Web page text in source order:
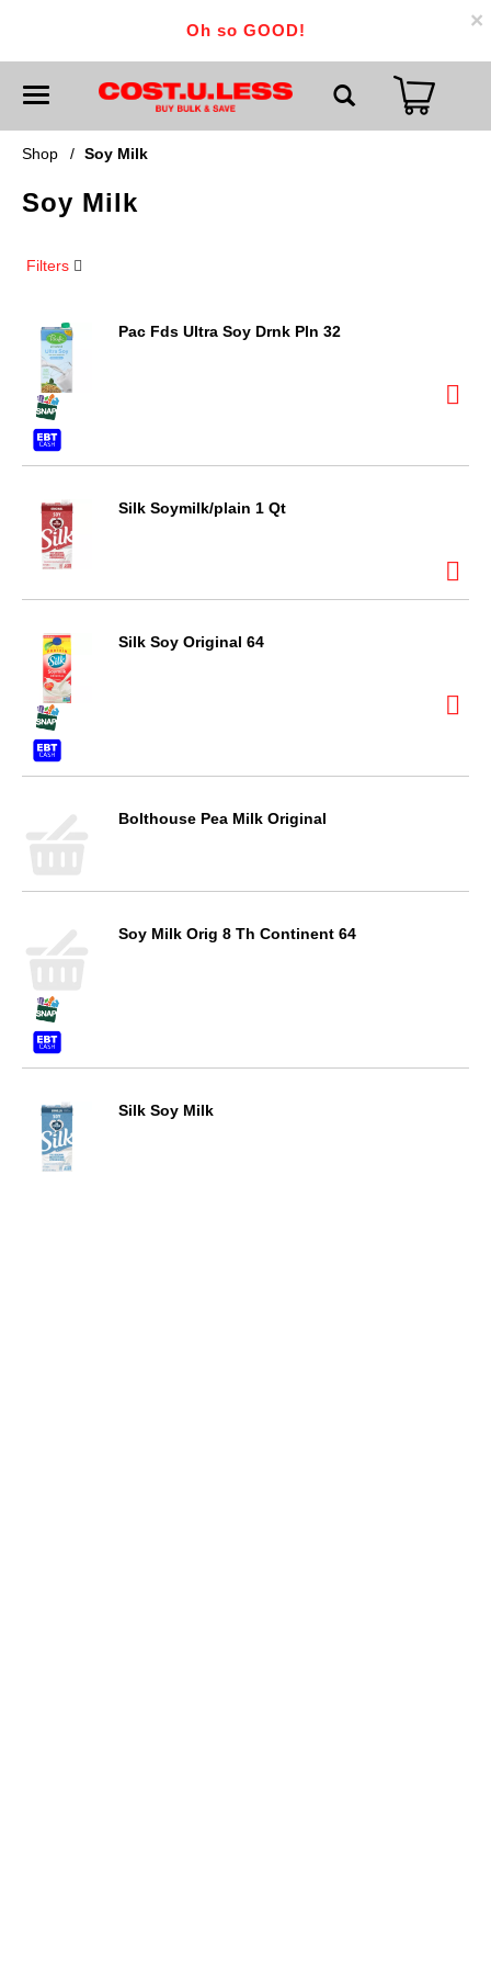
Oh so GOOD! ×
T
o
g
l
n
a
g
o
n
Shop / Soy Milk
Soy Milk
Filters
Pac Fds Ultra Soy Drnk Pln 32
Silk Soymilk/plain 1 Qt
Silk Soy Original 64
Bolthouse Pea Milk Original
Soy Milk Orig 8 Th Continent 64
Silk Soy Milk